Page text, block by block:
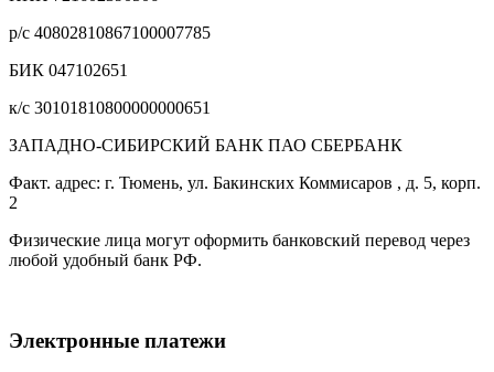
р/с 40802810867100007785
БИК 047102651
к/с 30101810800000000651
ЗАПАДНО-СИБИРСКИЙ БАНК ПАО СБЕРБАНК
Факт. адрес: г. Тюмень, ул. Бакинских Коммисаров , д. 5, корп.
2
Физические лица могут оформить банковский перевод через
любой удобный банк РФ.
Электронные платежи